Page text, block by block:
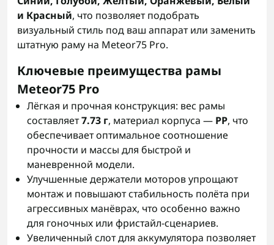
и Красный, что позволяет подобрать
визуальный стиль под ваш аппарат или заменить
штатную раму на Meteor75 Pro.
Ключевые преимущества рамы
Meteor75 Pro
Лёгкая и прочная конструкция: вес рамы
составляет7.73 г, материал корпуса — PP, что
обеспечивает оптимальное соотношение
прочности и массы для быстрой и
маневренной модели.
Улучшенные держатели моторов упрощают
монтаж и повышают стабильность полёта при
агрессивных манёврах, что особенно важно
для гоночных или фристайл-сценариев.
Увеличенный слот для аккумулятора позволяет